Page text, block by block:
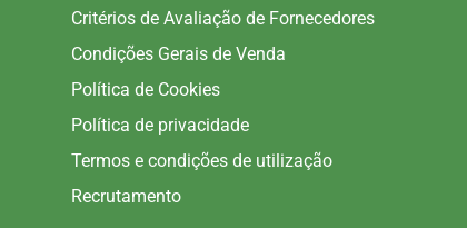
Critérios de Avaliação de Fornecedores
Condições Gerais de Venda
Política de Cookies
Política de privacidade
Termos e condições de utilização
Recrutamento